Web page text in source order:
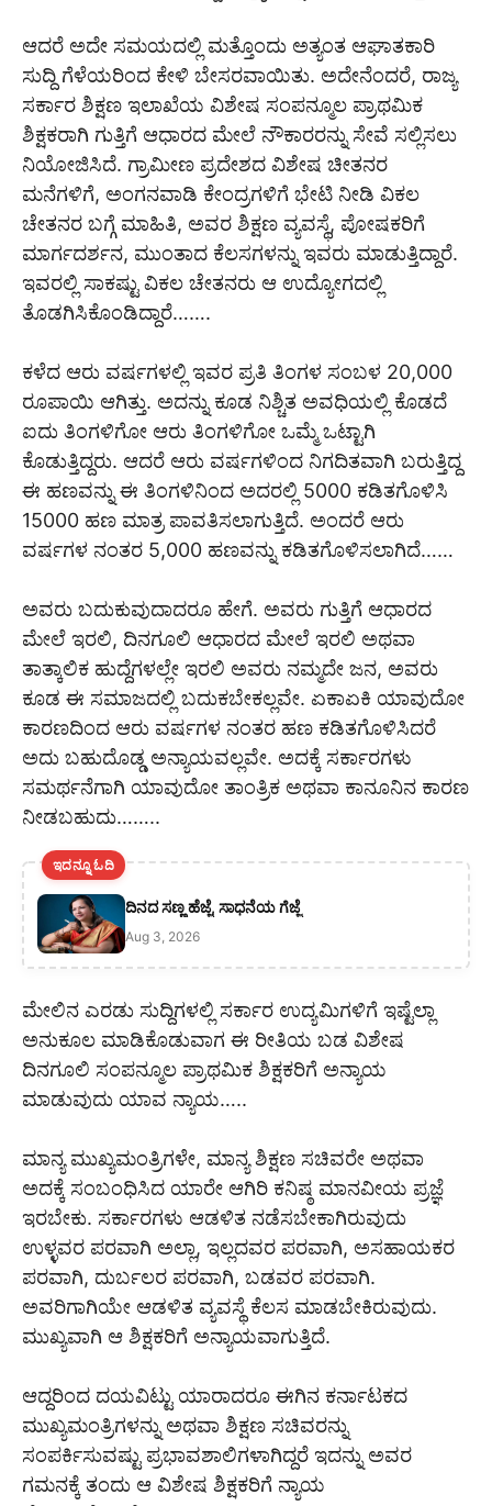
ಆದರೆ ಅದೇ ಸಮಯದಲ್ಲಿ ಮತ್ತೊಂದು ಅತ್ಯಂತ ಆಘಾತಕಾರಿ
ಸುದ್ದಿ ಗೆಳೆಯರಿಂದ ಕೇಳಿ ಬೇಸರವಾಯಿತು. ಅದೇನೆಂದರೆ, ರಾಜ್ಯ
ಸರ್ಕಾರ ಶಿಕ್ಷಣ ಇಲಾಖೆಯ ವಿಶೇಷ ಸಂಪನ್ಮೂಲ ಪ್ರಾಥಮಿಕ
ಶಿಕ್ಷಕರಾಗಿ ಗುತ್ತಿಗೆ ಆಧಾರದ ಮೇಲೆ ನೌಕಾರರನ್ನು ಸೇವೆ ಸಲ್ಲಿಸಲು
ನಿಯೋಜಿಸಿದೆ. ಗ್ರಾಮೀಣ ಪ್ರದೇಶದ ವಿಶೇಷ ಚೀತನರ
ಮನೆಗಳಿಗೆ, ಅಂಗನವಾಡಿ ಕೇಂದ್ರಗಳಿಗೆ ಭೇಟಿ ನೀಡಿ ವಿಕಲ
ಚೇತನರ ಬಗ್ಗೆ ಮಾಹಿತಿ, ಅವರ ಶಿಕ್ಷಣ ವ್ಯವಸ್ಥೆ, ಪೋಷಕರಿಗೆ
ಮಾರ್ಗದರ್ಶನ, ಮುಂತಾದ ಕೆಲಸಗಳನ್ನು ಇವರು ಮಾಡುತ್ತಿದ್ದಾರೆ.
ಇವರಲ್ಲಿ ಸಾಕಷ್ಟು ವಿಕಲ ಚೇತನರು ಆ ಉದ್ಯೋಗದಲ್ಲಿ
ತೊಡಗಿಸಿಕೊಂಡಿದ್ದಾರೆ…….
ಕಳೆದ ಆರು ವರ್ಷಗಳಲ್ಲಿ ಇವರ ಪ್ರತಿ ತಿಂಗಳ ಸಂಬಳ 20,000
ರೂಪಾಯಿ ಆಗಿತ್ತು. ಅದನ್ನು ಕೂಡ ನಿಶ್ಚಿತ ಅವಧಿಯಲ್ಲಿ ಕೊಡದೆ
ಐದು ತಿಂಗಳಿಗೋ ಆರು ತಿಂಗಳಿಗೋ ಒಮ್ಮೆ ಒಟ್ಟಾಗಿ
ಕೊಡುತ್ತಿದ್ದರು. ಆದರೆ ಆರು ವರ್ಷಗಳಿಂದ ನಿಗದಿತವಾಗಿ ಬರುತ್ತಿದ್ದ
ಈ ಹಣವನ್ನು ಈ ತಿಂಗಳಿನಿಂದ ಅದರಲ್ಲಿ 5000 ಕಡಿತಗೊಳಿಸಿ
15000 ಹಣ ಮಾತ್ರ ಪಾವತಿಸಲಾಗುತ್ತಿದೆ. ಅಂದರೆ ಆರು
ವರ್ಷಗಳ ನಂತರ 5,000 ಹಣವನ್ನು ಕಡಿತಗೊಳಿಸಲಾಗಿದೆ……
ಅವರು ಬದುಕುವುದಾದರೂ ಹೇಗೆ. ಅವರು ಗುತ್ತಿಗೆ ಆಧಾರದ
ಮೇಲೆ ಇರಲಿ, ದಿನಗೂಲಿ ಆಧಾರದ ಮೇಲೆ ಇರಲಿ ಅಥವಾ
ತಾತ್ಕಾಲಿಕ ಹುದ್ದೆಗಳಲ್ಲೇ ಇರಲಿ ಅವರು ನಮ್ಮದೇ ಜನ, ಅವರು
ಕೂಡ ಈ ಸಮಾಜದಲ್ಲಿ ಬದುಕಬೇಕಲ್ಲವೇ. ಏಕಾಏಕಿ ಯಾವುದೋ
ಕಾರಣದಿಂದ ಆರು ವರ್ಷಗಳ ನಂತರ ಹಣ ಕಡಿತಗೊಳಿಸಿದರೆ
ಅದು ಬಹುದೊಡ್ಡ ಅನ್ಯಾಯವಲ್ಲವೇ. ಅದಕ್ಕೆ ಸರ್ಕಾರಗಳು
ಸಮರ್ಥನೆಗಾಗಿ ಯಾವುದೋ ತಾಂತ್ರಿಕ ಅಥವಾ ಕಾನೂನಿನ ಕಾರಣ
ನೀಡಬಹುದು……..
ಇದನ್ನೂ ಓದಿ
ದಿನದ ಸಣ್ಣ ಹೆಜ್ಜೆ, ಸಾಧನೆಯ ಗೆಜ್ಜೆ
Aug 3, 2026
ಮೇಲಿನ ಎರಡು ಸುದ್ದಿಗಳಲ್ಲಿ ಸರ್ಕಾರ ಉದ್ಯಮಿಗಳಿಗೆ ಇಷ್ಟೆಲ್ಲಾ
ಅನುಕೂಲ ಮಾಡಿಕೊಡುವಾಗ ಈ ರೀತಿಯ ಬಡ ವಿಶೇಷ
ದಿನಗೂಲಿ ಸಂಪನ್ಮೂಲ ಪ್ರಾಥಮಿಕ ಶಿಕ್ಷಕರಿಗೆ ಅನ್ಯಾಯ
ಮಾಡುವುದು ಯಾವ ನ್ಯಾಯ…..
ಮಾನ್ಯ ಮುಖ್ಯಮಂತ್ರಿಗಳೇ, ಮಾನ್ಯ ಶಿಕ್ಷಣ ಸಚಿವರೇ ಅಥವಾ
ಅದಕ್ಕೆ ಸಂಬಂಧಿಸಿದ ಯಾರೇ ಆಗಿರಿ ಕನಿಷ್ಠ ಮಾನವೀಯ ಪ್ರಜ್ಞೆ
ಇರಬೇಕು. ಸರ್ಕಾರಗಳು ಆಡಳಿತ ನಡೆಸಬೇಕಾಗಿರುವುದು
ಉಳ್ಳವರ ಪರವಾಗಿ ಅಲ್ಲಾ, ಇಲ್ಲದವರ ಪರವಾಗಿ, ಅಸಹಾಯಕರ
ಪರವಾಗಿ, ದುರ್ಬಲರ ಪರವಾಗಿ, ಬಡವರ ಪರವಾಗಿ.
ಅವರಿಗಾಗಿಯೇ ಆಡಳಿತ ವ್ಯವಸ್ಥೆ ಕೆಲಸ ಮಾಡಬೇಕಿರುವುದು.
ಮುಖ್ಯವಾಗಿ ಆ ಶಿಕ್ಷಕರಿಗೆ ಅನ್ಯಾಯವಾಗುತ್ತಿದೆ.
ಆದ್ದರಿಂದ ದಯವಿಟ್ಟು ಯಾರಾದರೂ ಈಗಿನ ಕರ್ನಾಟಕದ
ಮುಖ್ಯಮಂತ್ರಿಗಳನ್ನು ಅಥವಾ ಶಿಕ್ಷಣ ಸಚಿವರನ್ನು
ಸಂಪರ್ಕಿಸುವಷ್ಟು ಪ್ರಭಾವಶಾಲಿಗಳಾಗಿದ್ದರೆ ಇದನ್ನು ಅವರ
ಗಮನಕ್ಕೆ ತಂದು ಆ ವಿಶೇಷ ಶಿಕ್ಷಕರಿಗೆ ನ್ಯಾಯ